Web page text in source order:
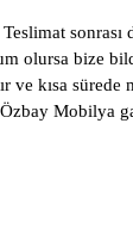
Teslimat sonrası
olursa bize
ve kısa
Mobilya